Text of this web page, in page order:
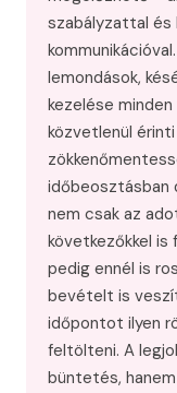
szabályzattal
lemondások,
kezelése
közvetlenül
időbeosztásban
nem csak az
következőkkel is
pedig ennél is
bevételt is
időpontot ilyen
feltölteni. A
büntetés,